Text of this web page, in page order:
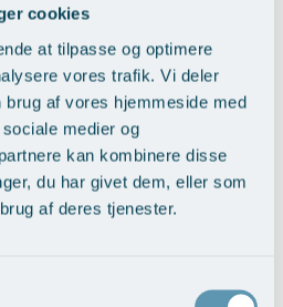
cookies
at tilpasse og optimere
vores trafik. Vi deler
af vores hjemmeside med
medier og
kan kombinere disse
du har givet dem, eller som
af deres tjenester.